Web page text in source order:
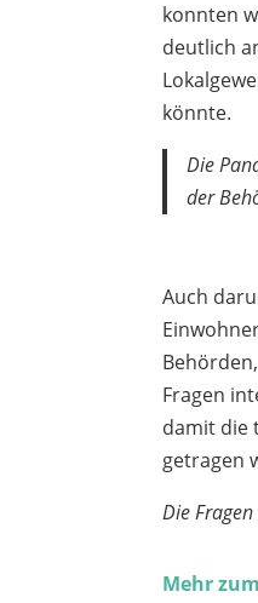
konnten
deutlich
könnte.
Die
der
Auch
Fragen
damit die
getragen
Die
Mehr